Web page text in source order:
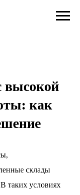
высокой
как
склады
таких условиях